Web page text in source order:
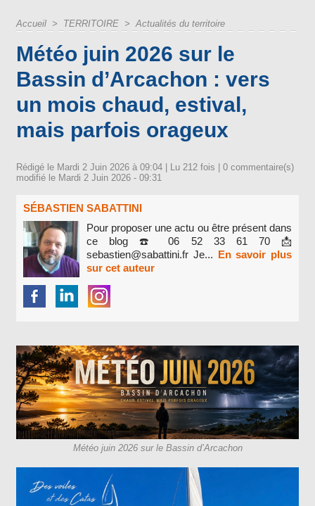
Accueil > TERRITOIRE > Actualités du territoire
Météo juin 2026 sur le
Bassin d’Arcachon : vers
un mois chaud, estival,
mais parfois orageux
Rédigé le Mardi 2 Juin 2026 à 09:04 | Lu 212 fois | 0 commentaire(s)
modifié le Mardi 2 Juin 2026 - 09:31
SÉBASTIEN SABATTINI
Pour proposer une actu ou être présent dans
ce blog ☎️ 06 52 33 61 70 📩
sebastien@sabattini.fr Je... En savoir plus
sur cet auteur
Météo juin 2026 sur le Bassin d’Arcachon